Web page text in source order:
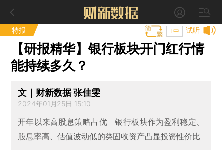
特报 试听
T中
【研报精华】银行板块开门红行情
能持续多久？
文｜财新数据 张佳雯
2024年01月25日 15:10
开年以来高股息策略占优，银行板块作为盈利稳定、
股息率高、估值波动低的类固收资产凸显投资性价比